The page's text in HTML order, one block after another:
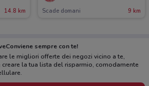
14.8 km Scade domani 9 km
sempre con te!
le migliori offerte dei negozi vicino a te,
creare la tua lista del risparmio, comodamente